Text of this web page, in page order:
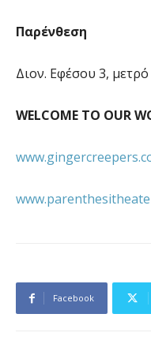
Παρένθεση
Διον. Εφέσου 3,
WELCOME TO OUR
Facebook